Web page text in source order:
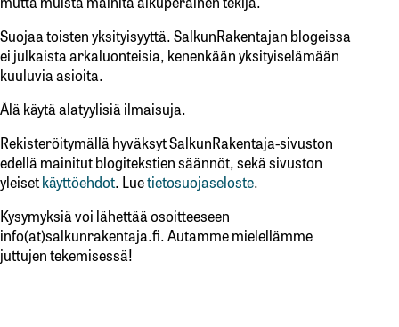
Suojaa toisten yksityisyyttä. SalkunRakentajan blogeissa
ei julkaista arkaluonteisia, kenenkään yksityiselämään
kuuluvia asioita.
Älä käytä alatyylisiä ilmaisuja.
Rekisteröitymällä hyväksyt SalkunRakentaja-sivuston
edellä mainitut blogitekstien säännöt, sekä sivuston
yleisetkäyttöehdot. Luetietosuojaseloste.
Kysymyksiä voi lähettää osoitteeseen
info(at)salkunrakentaja.fi. Autamme mielellämme
juttujen tekemisessä!